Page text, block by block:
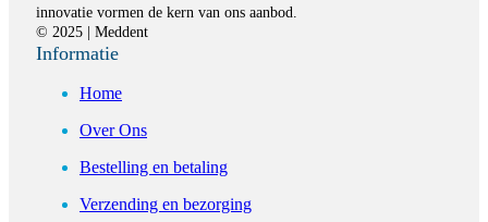
innovatie vormen de kern van ons aanbod.
© 2025 | Meddent
Informatie
Home
Over Ons
Bestelling en betaling
Verzending en bezorging